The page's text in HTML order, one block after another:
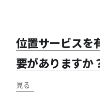
位置サービスを
要がありますか
見る